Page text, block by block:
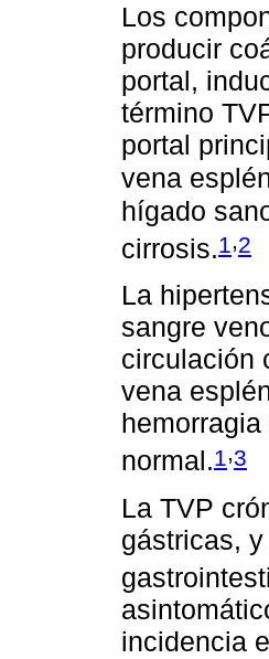
Los
producir
portal,
término
portal
vena
hígado
cirrosis.1,2
La
sangre
circulación
vena
normal.1 ,3
La TVP
gástricas,
incidencia